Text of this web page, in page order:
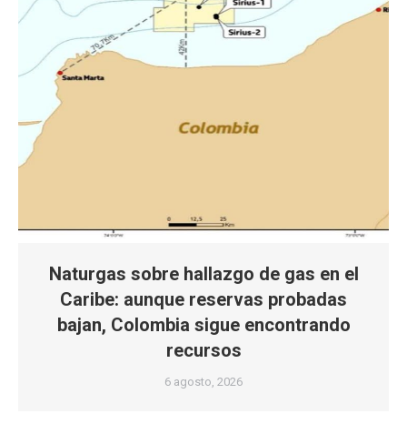
Naturgas sobre hallazgo de gas en el
Caribe: aunque reservas probadas
bajan, Colombia sigue encontrando
recursos
6 agosto, 2026